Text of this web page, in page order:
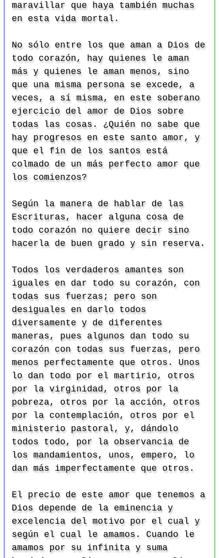
maravillar que haya también muchas
en esta vida mortal.
No sólo entre los que aman a Dios de
todo corazón, hay quienes le aman
más y quienes le aman menos, sino
que una misma persona se excede, a
veces, a sí misma, en este soberano
ejercicio del amor de Dios sobre
todas las cosas. ¿Quién no sabe que
hay progresos en este santo amor, y
que el fin de los santos está
colmado de un más perfecto amor que
los comienzos?
Según la manera de hablar de las
Escrituras, hacer alguna cosa de
todo corazón no quiere decir sino
hacerla de buen grado y sin reserva.
Todos los verdaderos amantes son
iguales en dar todo su corazón, con
todas sus fuerzas; pero son
desiguales en darlo todos
diversamente y de diferentes
maneras, pues algunos dan todo su
corazón con todas sus fuerzas, pero
menos perfectamente que otros. Unos
lo dan todo por el martirio, otros
por la virginidad, otros por la
pobreza, otros por la acción, otros
por la contemplación, otros por el
ministerio pastoral, y, dándolo
todos todo, por la observancia de
los mandamientos, unos, empero, lo
dan más imperfectamente que otros.
El precio de este amor que tenemos a
Dios depende de la eminencia y
excelencia del motivo por el cual y
según el cual le amamos. Cuando le
amamos por su infinita y suma